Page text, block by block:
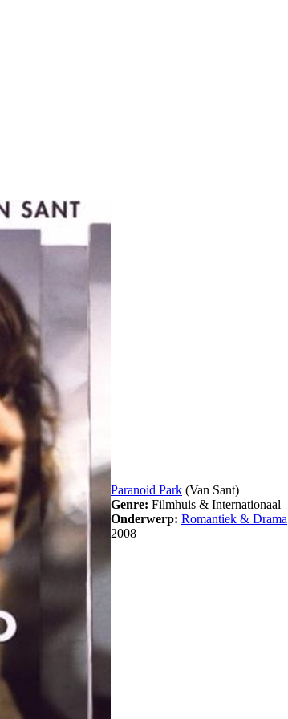
Paranoid Park (Van Sant)
Genre: Filmhuis & Internationaal
Onderwerp: Romantiek & Drama
2008